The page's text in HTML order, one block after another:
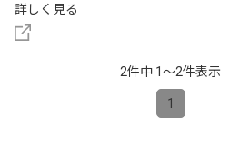
詳しく見る
2件中 1〜2件表示
1